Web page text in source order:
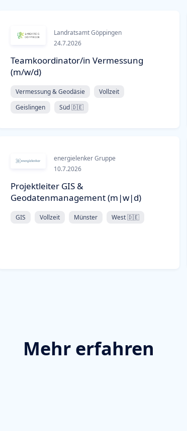
Landratsamt Göppingen
24.7.2026
Teamkoordinator/in Vermessung
(m/w/d)
Vermessung & Geodäsie
Vollzeit
Geislingen
Süd 🇩🇪
energielenker Gruppe
10.7.2026
Projektleiter GIS &
Geodatenmanagement (m|w|d)
GIS Vollzeit Münster West 🇩🇪
Mehr erfahren